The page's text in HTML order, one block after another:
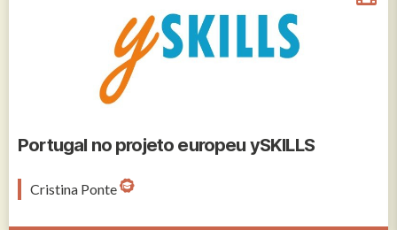
Portugal no projeto europeu ySKILLS
Cristina Ponte